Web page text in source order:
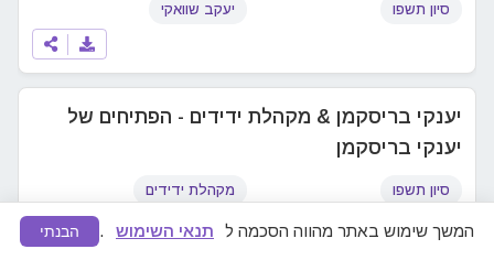
המשך שימוש באתר מהווה הסכמה ל תנאי השימוש . הבנתי
סיון תשפו יעקב שוואקי
יענקי בריסקמן & מקהלת ידידים - הפתיחים של
יענקי בריסקמן
סיון תשפו מקהלת ידידים
מצאתם תוכן לא ראוי או הפרת זכויות יוצרים? ונפעל להסרה מיידית.